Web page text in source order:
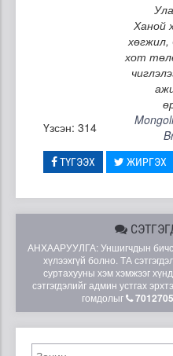
Ханой
хөгжил,
хот
Үзсэн: 314
ТҮГЭЭХ ЖИРГЭХ
АНХААРУУЛГА: Уншигчдын
хүлээхгүй болно. ТА
суртахууны хэм хэмжээг
сэтгэгдэлийг админ устгах
гомдолыг